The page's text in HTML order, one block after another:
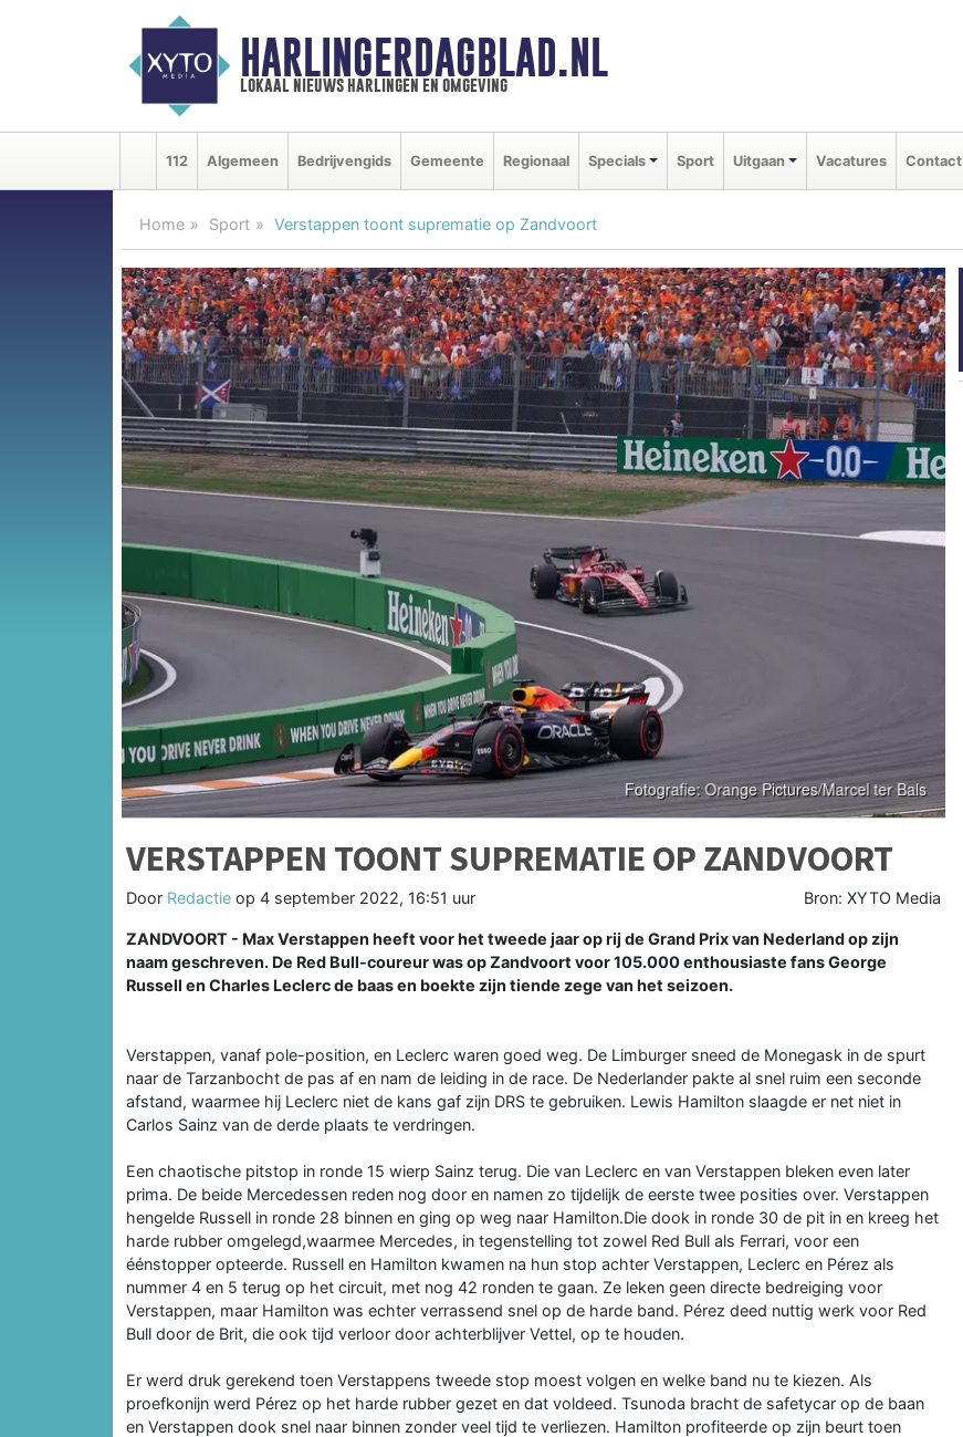
HARLINGERDAGBLAD.NL
lokaal nieuws harlingen en omgeving
112 Algemeen Bedrijvengids Gemeente Regionaal Specials Sport Uitgaan Vacatures Contact
Home Sport Verstappen toont suprematie op Zandvoort
VERSTAPPEN TOONT SUPREMATIE OP ZANDVOORT
Door Redactie op 4 september 2022, 16:51 uur Bron: XYTO Media
ZANDVOORT - Max Verstappen heeft voor het tweede jaar op rij de Grand Prix van Nederland op zijn
naam geschreven. De Red Bull-coureur was op Zandvoort voor 105.000 enthousiaste fans George
Russell en Charles Leclerc de baas en boekte zijn tiende zege van het seizoen.
Verstappen, vanaf pole-position, en Leclerc waren goed weg. De Limburger sneed de Monegask in de spurt
naar de Tarzanbocht de pas af en nam de leiding in de race. De Nederlander pakte al snel ruim een seconde
afstand, waarmee hij Leclerc niet de kans gaf zijn DRS te gebruiken. Lewis Hamilton slaagde er net niet in
Carlos Sainz van de derde plaats te verdringen.
Een chaotische pitstop in ronde 15 wierp Sainz terug. Die van Leclerc en van Verstappen bleken even later
prima. De beide Mercedessen reden nog door en namen zo tijdelijk de eerste twee posities over. Verstappen
hengelde Russell in ronde 28 binnen en ging op weg naar Hamilton.Die dook in ronde 30 de pit in en kreeg het
harde rubber omgelegd,waarmee Mercedes, in tegenstelling tot zowel Red Bull als Ferrari, voor een
éénstopper opteerde. Russell en Hamilton kwamen na hun stop achter Verstappen, Leclerc en Pérez als
nummer 4 en 5 terug op het circuit, met nog 42 ronden te gaan. Ze leken geen directe bedreiging voor
Verstappen, maar Hamilton was echter verrassend snel op de harde band. Pérez deed nuttig werk voor Red
Bull door de Brit, die ook tijd verloor door achterblijver Vettel, op te houden.
Er werd druk gerekend toen Verstappens tweede stop moest volgen en welke band nu te kiezen. Als
proefkonijn werd Pérez op het harde rubber gezet en dat voldeed. Tsunoda bracht de safetycar op de baan
en Verstappen dook snel naar binnen zonder veel tijd te verliezen. Hamilton profiteerde op zijn beurt toen